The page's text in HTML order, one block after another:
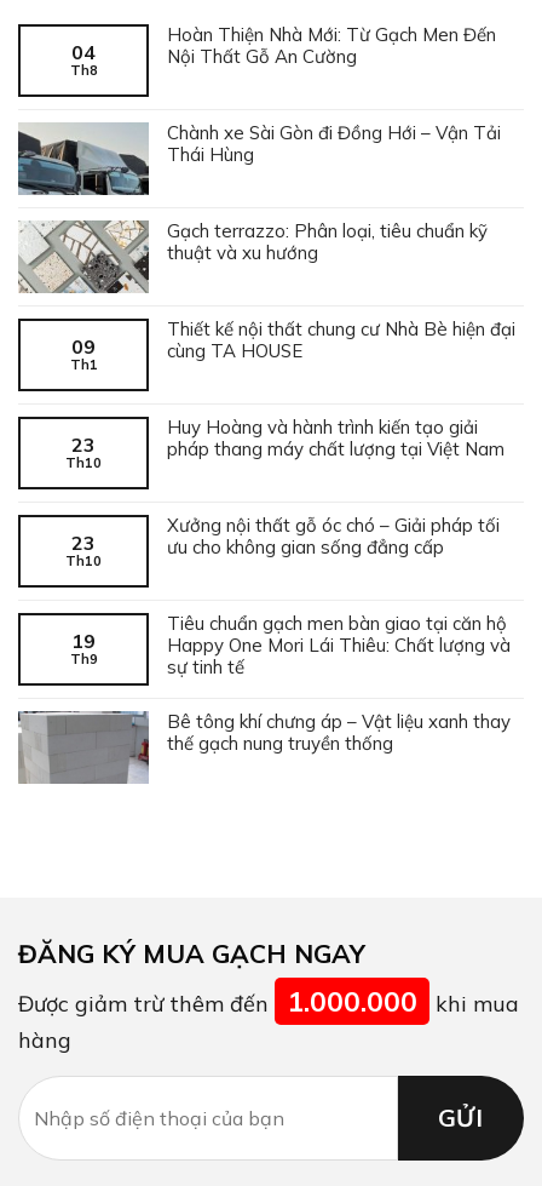
04
Th8
Hoàn Thiện Nhà Mới: Từ Gạch Men Đến
Nội Thất Gỗ An Cường
Chành xe Sài Gòn đi Đồng Hới – Vận Tải
Thái Hùng
Gạch terrazzo: Phân loại, tiêu chuẩn kỹ
thuật và xu hướng
09
Th1
Thiết kế nội thất chung cư Nhà Bè hiện đại
cùng TA HOUSE
23
Th10
Huy Hoàng và hành trình kiến tạo giải
pháp thang máy chất lượng tại Việt Nam
23
Th10
Xưởng nội thất gỗ óc chó – Giải pháp tối
ưu cho không gian sống đẳng cấp
19
Th9
Tiêu chuẩn gạch men bàn giao tại căn hộ
Happy One Mori Lái Thiêu: Chất lượng và
sự tinh tế
Bê tông khí chưng áp – Vật liệu xanh thay
thế gạch nung truyền thống
ĐĂNG KÝ MUA GẠCH NGAY
Được giảm trừ thêm đến 1.000.000
khi mua
hàng